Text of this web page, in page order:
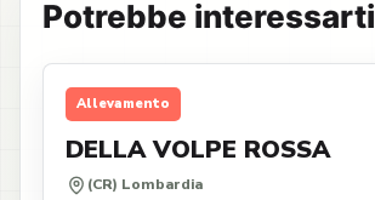
Potrebbe interessarti
Allevamento
DELLA VOLPE ROSSA
(CR) Lombardia